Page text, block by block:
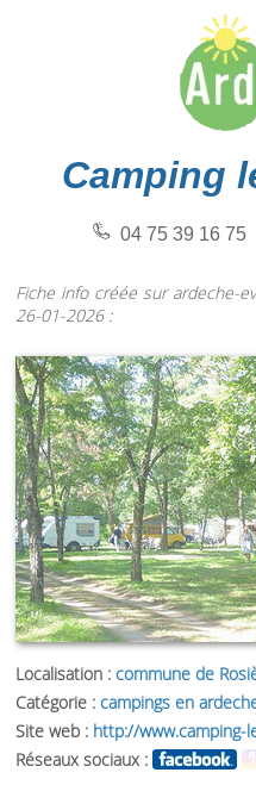
Camping
04 75 39 16 75
Fiche info créée sur ardeche-
26-01-2026 :
Localisation : commune de
Catégorie : campings en
Site web : http://www.camping-
Réseaux sociaux :